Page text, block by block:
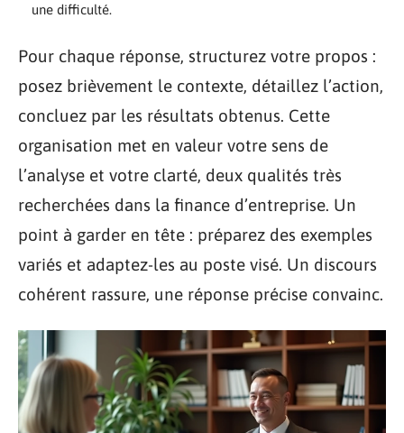
une difficulté.
Pour chaque réponse, structurez votre propos :
posez brièvement le contexte, détaillez l’action,
concluez par les résultats obtenus. Cette
organisation met en valeur votre sens de
l’analyse et votre clarté, deux qualités très
recherchées dans la finance d’entreprise. Un
point à garder en tête : préparez des exemples
variés et adaptez-les au poste visé. Un discours
cohérent rassure, une réponse précise convainc.